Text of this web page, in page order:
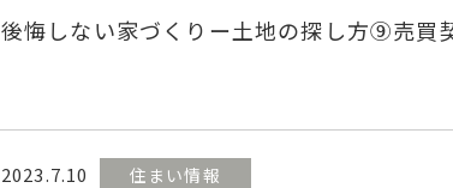
後悔しない家づくりー土地の探し方⑨売買
2023.7.10 住まい情報